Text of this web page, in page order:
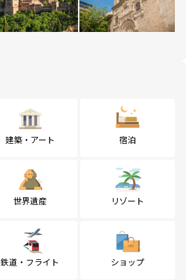
建築・アート 宿泊
世界遺産 リゾート
鉄道・フライト ショップ